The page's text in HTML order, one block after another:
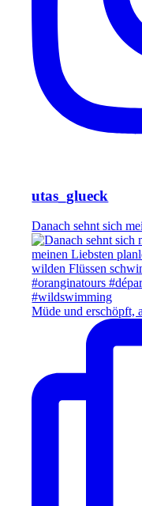
utas_glueck
Danach sehnt sich
Müde und erschöpft,